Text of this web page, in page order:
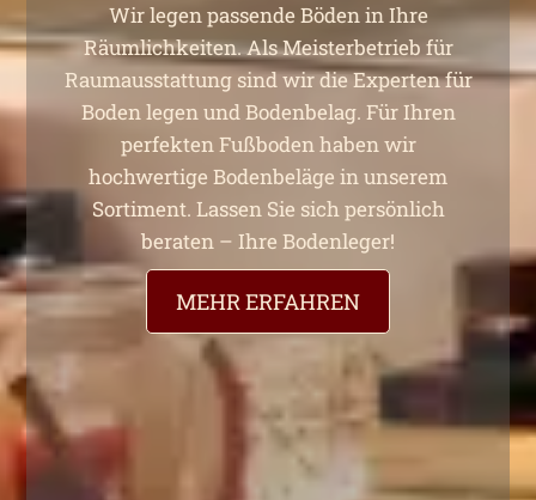
Wir legen passende Böden in Ihre
Räumlichkeiten. Als Meisterbetrieb für
Raumausstattung sind wir die Experten für
Boden legen und Bodenbelag. Für Ihren
perfekten Fußboden haben wir
hochwertige Bodenbeläge in unserem
Sortiment. Lassen Sie sich persönlich
beraten – Ihre Bodenleger!
MEHR ERFAHREN